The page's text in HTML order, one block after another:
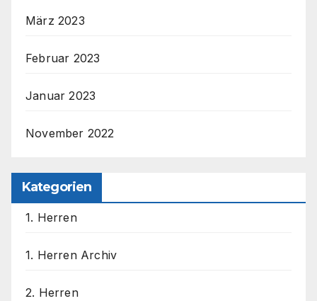
März 2023
Februar 2023
Januar 2023
November 2022
Kategorien
1. Herren
1. Herren Archiv
2. Herren